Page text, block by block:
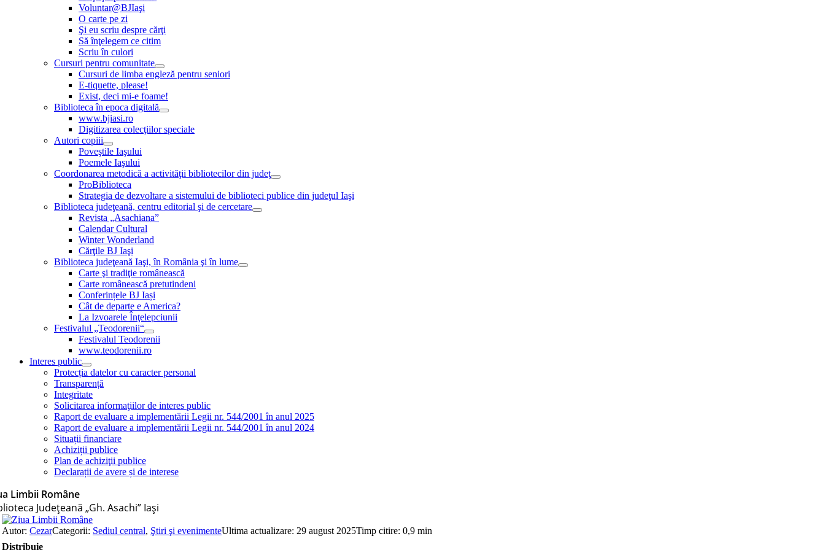
Voluntar@BJIaşi
O carte pe zi
Şi eu scriu despre cărţi
Să înţelegem ce citim
Scriu în culori
Cursuri pentru comunitate
Cursuri de limba engleză pentru seniori
E-tiquette, please!
Exist, deci mi-e foame!
Biblioteca în epoca digitală
www.bjiasi.ro
Digitizarea colecţiilor speciale
Autori copiii
Poveştile Iaşului
Poemele Iaşului
Coordonarea metodică a activităţii bibliotecilor din judeţ
ProBiblioteca
Strategia de dezvoltare a sistemului de biblioteci publice din judeţul Iaşi
Biblioteca judeţeană, centru editorial şi de cercetare
Revista „Asachiana”
Calendar Cultural
Winter Wonderland
Cărţile BJ Iaşi
Biblioteca judeţeană Iaşi, în România şi în lume
Carte şi tradiţie românească
Carte românească pretutindeni
Conferințele BJ Iași
Cât de departe e America?
La Izvoarele Înţelepciunii
Festivalul „Teodorenii“
Festivalul Teodorenii
www.teodorenii.ro
Interes public
Protecția datelor cu caracter personal
Transparență
Integritate
Solicitarea informaţiilor de interes public
Raport de evaluare a implementării Legii nr. 544/2001 în anul 2025
Raport de evaluare a implementării Legii nr. 544/2001 în anul 2024
Situații financiare
Achiziții publice
Plan de achiziţii publice
Declarații de avere și de interese
Limbii Române
Judeţeană „Gh. Asachi” Iaşi
Autor: CezarCategorii: Sediul central, Ştiri şi evenimenteUltima actualizare: 29 august 2025Timp citire: 0,9 min
Distribuie